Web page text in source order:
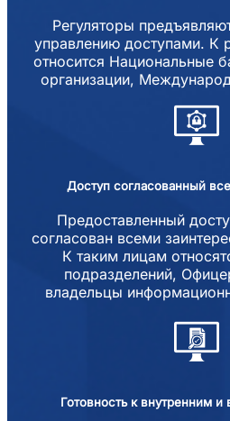
Регуляторы
управлению доступами. К
относится Национальные
организации,
Доступ согласованный
Предоставленный
согласован всеми
К таким лицам
подразделений,
владельцы
Готовность к внутренним